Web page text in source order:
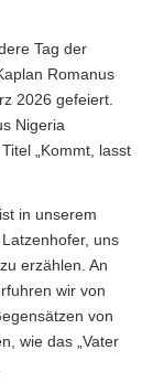
Tag der
Romanus
2026 gefeiert.
Nigeria
„Kommt, lasst
in unserem
uns
erzählen. An
wir von
von
wie das „Vater